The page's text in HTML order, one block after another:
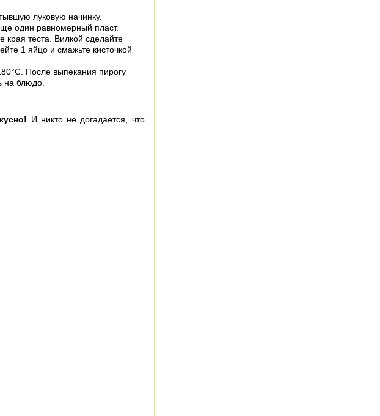
луковую начинку.
один равномерный пласт.
теста. Вилкой сделайте
1 яйцо и смажьте кисточкой
После выпекания пирогу
на блюдо.
И никто не догадается, что